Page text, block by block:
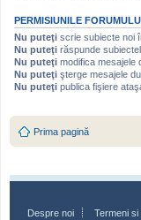
PERMISIUNILE
Nu puteţi scrie subiecte noi
Nu puteţi răspunde
Nu puteţi modifica mesajele
Nu puteţi şterge mesajele
Nu puteţi publica fişiere
Prima pagină
Despre noi Termeni si